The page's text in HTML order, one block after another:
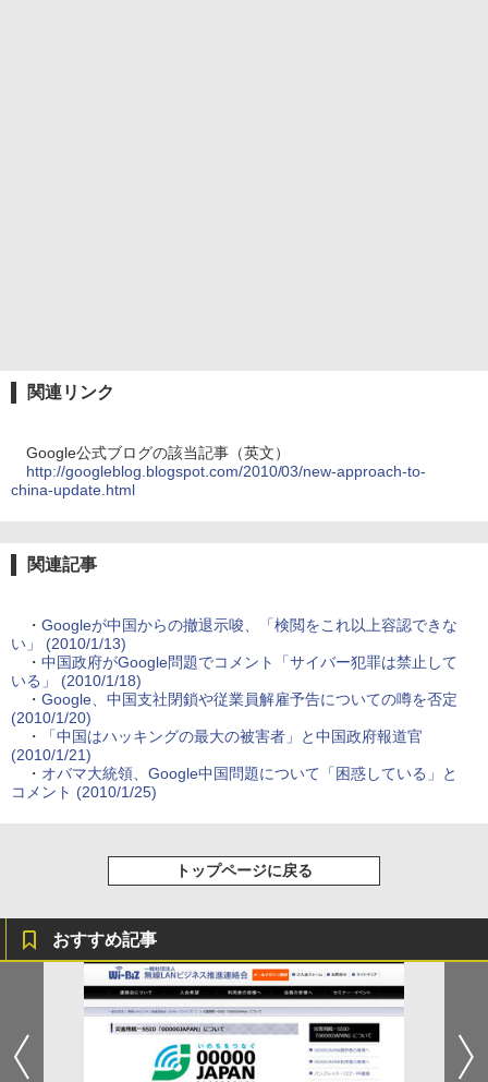
関連リンク
Google公式ブログの該当記事（英文）
http://googleblog.blogspot.com/2010/03/new-approach-to-
china-update.html
関連記事
・ Googleが中国からの撤退示唆、「検閲をこれ以上容認できな
い」 (2010/1/13)
・ 中国政府がGoogle問題でコメント「サイバー犯罪は禁止して
いる」 (2010/1/18)
・ Google、中国支社閉鎖や従業員解雇予告についての噂を否定
(2010/1/20)
・
「中国はハッキングの最大の被害者」と中国政府報道官
(2010/1/21)
・ オバマ大統領、Google中国問題について「困惑している」と
コメント (2010/1/25)
トップページに戻る
おすすめ記事